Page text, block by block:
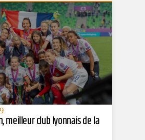
meilleur club lyonnais de la